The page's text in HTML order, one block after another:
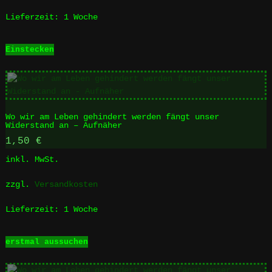
werden
Lieferzeit: 1 Woche
Einstecken
Wo wir am Leben gehindert werden fängt unser
Widerstand an – Aufnäher
1,50 €
inkl. MwSt.
zzgl. Versandkosten
Lieferzeit: 1 Woche
erstmal aussuchenProdukt